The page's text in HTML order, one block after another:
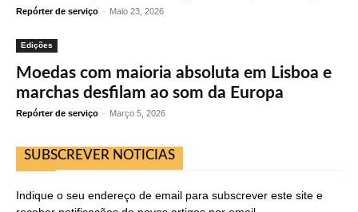
Repórter de serviço - Maio 23, 2026
Edições
Moedas com maioria absoluta em Lisboa e
marchas desfilam ao som da Europa
Repórter de serviço - Março 5, 2026
SUBSCREVER NOTICIAS
Indique o seu endereço de email para subscrever este site e